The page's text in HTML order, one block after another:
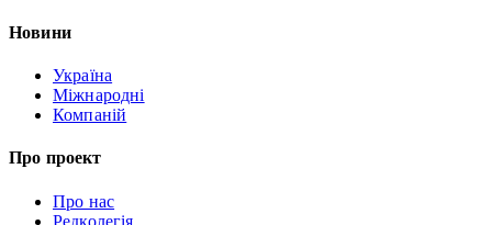
Новини
Україна
Міжнародні
Компаній
Про проект
Про нас
Редколегія